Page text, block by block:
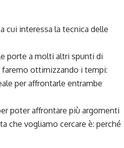
cui interessa la tecnica delle
porte a molti altri spunti di
ottimizzando i tempi:
per affrontarle entrambe
poter affrontare più argomenti
che vogliamo cercare è: perché